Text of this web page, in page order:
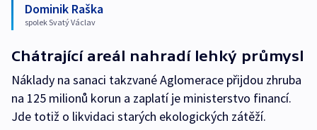
Dominik Raška
spolek Svatý Václav
Chátrající areál nahradí lehký průmysl
Náklady na sanaci takzvané Aglomerace přijdou zhruba
na 125 milionů korun a zaplatí je ministerstvo financí.
Jde totiž o likvidaci starých ekologických zátěží.